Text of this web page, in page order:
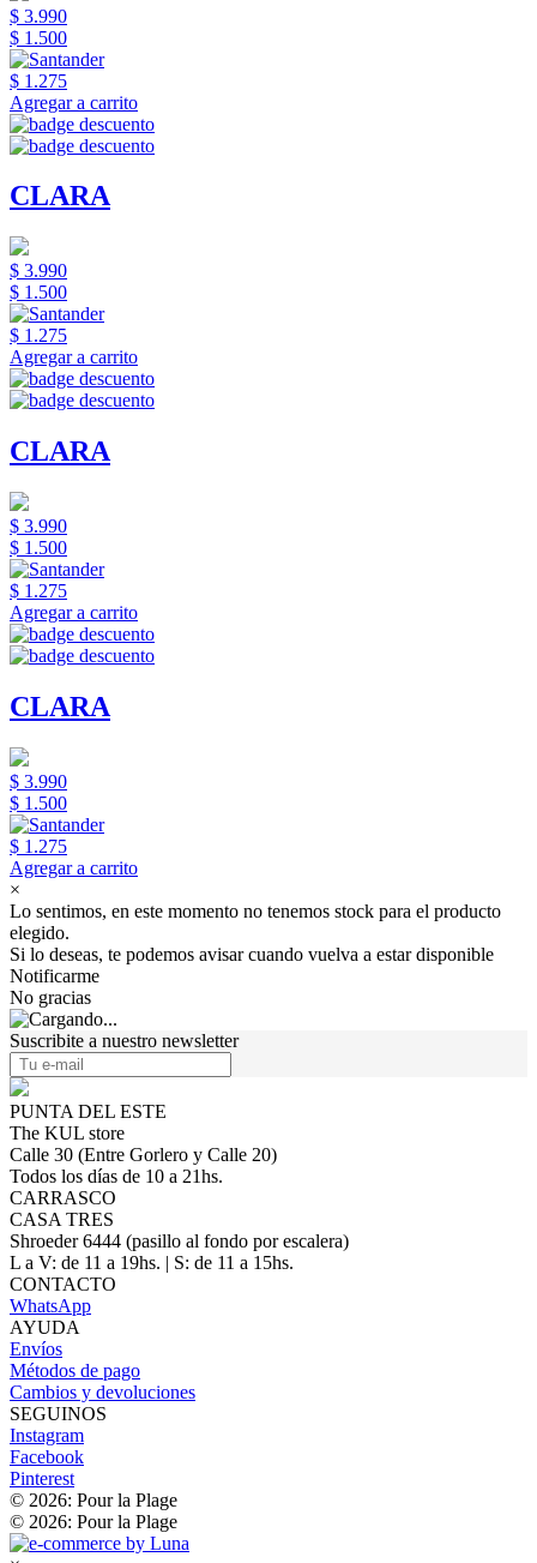
$ 3.990
$ 1.500
$ 1.275
Agregar a carrito
CLARA
$ 3.990
$ 1.500
$ 1.275
Agregar a carrito
CLARA
$ 3.990
$ 1.500
$ 1.275
Agregar a carrito
CLARA
$ 3.990
$ 1.500
$ 1.275
Agregar a carrito
×
Lo sentimos, en este momento no tenemos stock para el producto
elegido.
Si lo deseas, te podemos avisar cuando vuelva a estar disponible
Notificarme
No gracias
Suscribite a nuestro newsletter
PUNTA DEL ESTE
The KUL store
Calle 30 (Entre Gorlero y Calle 20)
Todos los días de 10 a 21hs.
CARRASCO
CASA TRES
Shroeder 6444 (pasillo al fondo por escalera)
L a V: de 11 a 19hs. | S: de 11 a 15hs.
CONTACTO
WhatsApp
AYUDA
Envíos
Métodos de pago
Cambios y devoluciones
SEGUINOS
Instagram
Facebook
Pinterest
© 2026: Pour la Plage
© 2026: Pour la Plage